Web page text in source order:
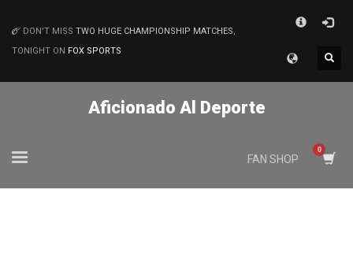
MATCHES
DON'T MISS TWO HUGE CHAMPIONSHIP MATCHES,
TONIGHT ON FOX SPORTS
Aficionado Al Deporte
FAN SHOP